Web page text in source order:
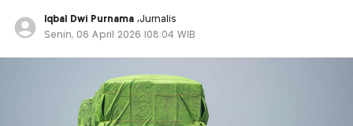
Iqbal Dwi Purnama ,Jurnalis
Senin, 06 April 2026 |08:04 WIB